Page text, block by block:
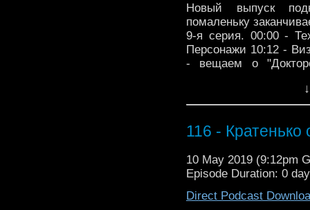
Новый выпуск
помаленьку
9-я серия. 00:00 -
Персонажи 10:12 -
- вещаем о
комментариях -
116 - Кратенько
10 May 2019 (9:12pm
Episode Duration: 0
Direct Podcast